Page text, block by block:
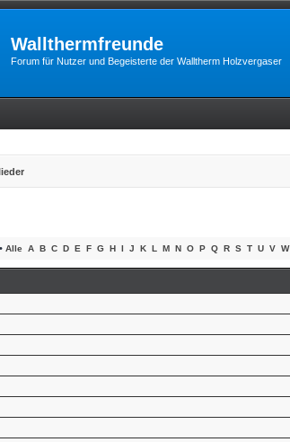
Wallthermfreunde
Forum für Nutzer und Begeisterte der Walltherm Holzvergaser
• Alle A B C D E F G H I J K L M N O P Q R S T U V W